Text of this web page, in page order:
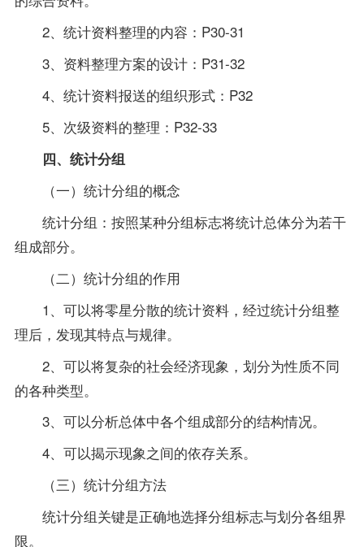
2、统计资料整理的内容：P30-31
3、资料整理方案的设计：P31-32
4、统计资料报送的组织形式：P32
5、次级资料的整理：P32-33
四、统计分组
（一）统计分组的概念
统计分组：按照某种分组标志将统计总体分为若干
组成部分。
（二）统计分组的作用
1、可以将零星分散的统计资料，经过统计分组整
理后，发现其特点与规律。
2、可以将复杂的社会经济现象，划分为性质不同
的各种类型。
3、可以分析总体中各个组成部分的结构情况。
4、可以揭示现象之间的依存关系。
（三）统计分组方法
统计分组关键是正确地选择分组标志与划分各组界
限。